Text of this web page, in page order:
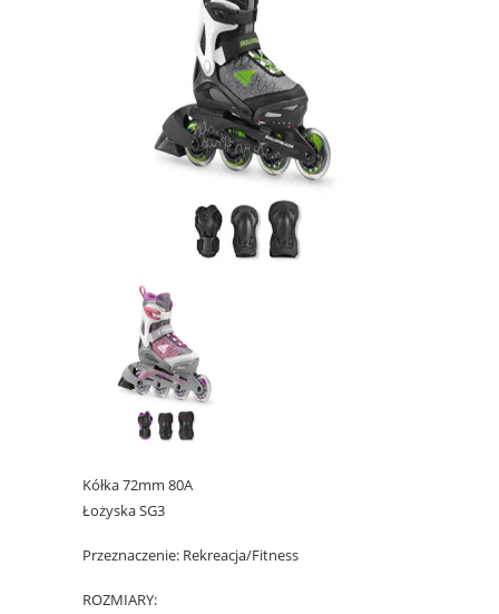
Kółka 72mm 80A
Łożyska SG3
Przeznaczenie: Rekreacja/Fitness
ROZMIARY: